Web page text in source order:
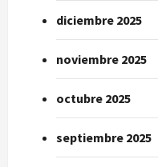
diciembre 2025
noviembre 2025
octubre 2025
septiembre 2025